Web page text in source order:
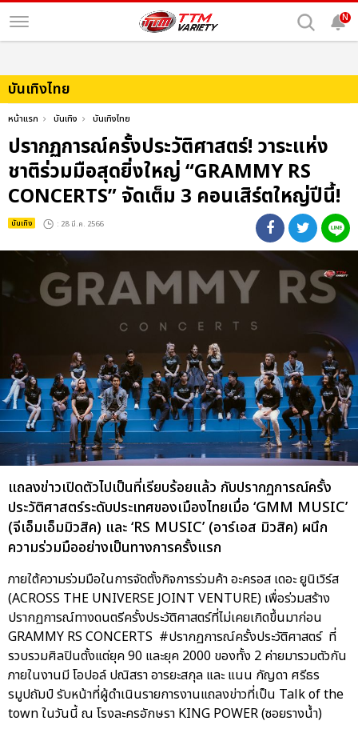
N
บันเทิงไทย
หน้าแรก บันเทิง บันเทิงไทย
ปรากฏการณ์ครั้งประวัติศาสตร์! วาระแห่ง
ชาติร่วมมือสุดยิ่งใหญ่ “GRAMMY RS
CONCERTS” จัดเต็ม 3 คอนเสิร์ตใหญ่ปีนี้!
บันเทิง : 28 มี.ค. 2566
แถลงข่าวเปิดตัวไปเป็นที่เรียบร้อยแล้ว กับปรากฏการณ์ครั้ง
ประวัติศาสตร์ระดับประเทศของเมืองไทยเมื่อ ‘GMM MUSIC’
(จีเอ็มเอ็มมิวสิค) และ ‘RS MUSIC’ (อาร์เอส มิวสิค) ผนึก
ความร่วมมืออย่างเป็นทางการครั้งแรก
ภายใต้ความร่วมมือในการจัดตั้งกิจการร่วมค้า อะครอส เดอะ ยูนิเวิร์ส
(ACROSS THE UNIVERSE JOINT VENTURE) เพื่อร่วมสร้าง
ปรากฏการณ์ทางดนตรีครั้งประวัติศาสตร์ที่ไม่เคยเกิดขึ้นมาก่อน
GRAMMY RS CONCERTS #ปรากฏการณ์ครั้งประวัติศาสตร์ ที่
รวบรวมศิลปินตั้งแต่ยุค 90 และยุค 2000 ของทั้ง 2 ค่ายมารวมตัวกัน
ภายในงานมี โอปอล์ ปณิสรา อารยะสกุล และ แนน กัญดา ศรีธร
รมูปถัมป์ รับหน้าที่ผู้ดำเนินรายการงานแถลงข่าวที่เป็น Talk of the
town ในวันนี้ ณ โรงละครอักษรา KING POWER (ซอยรางน้ำ)